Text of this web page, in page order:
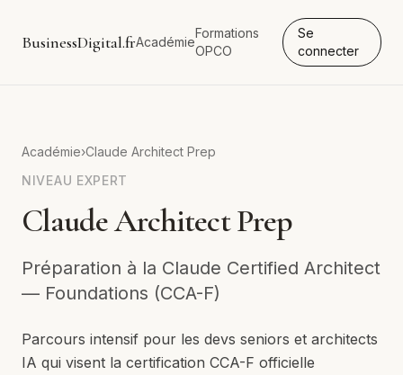
BusinessDigital.frAcadémie
Formations
OPCO
Se
connecter
Académie›Claude Architect Prep
NIVEAU EXPERT
Claude Architect Prep
Préparation à la Claude Certified Architect
— Foundations (CCA-F)
Parcours intensif pour les devs seniors et architects
IA qui visent la certification CCA-F officielle